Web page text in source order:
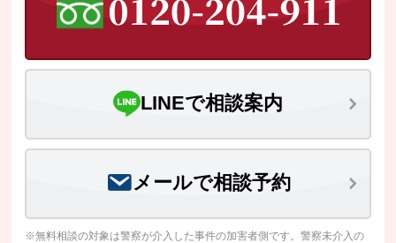
LINEで相談案内
メールで相談予約
※無料相談の対象は警察が介入した事件の加害者側です。警察未介入の